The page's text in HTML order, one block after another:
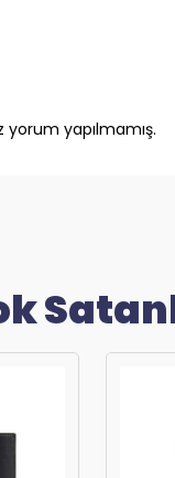
yapılmamış.